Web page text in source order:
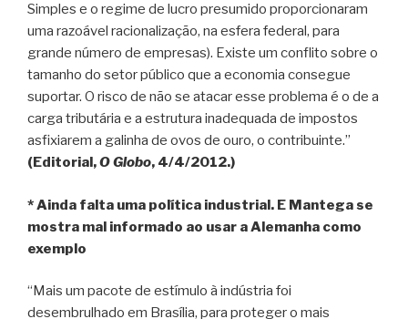
Simples e o regime de lucro presumido proporcionaram
uma razoável racionalização, na esfera federal, para
grande número de empresas). Existe um conflito sobre o
tamanho do setor público que a economia consegue
suportar. O risco de não se atacar esse problema é o de a
carga tributária e a estrutura inadequada de impostos
asfixiarem a galinha de ovos de ouro, o contribuinte.”
(Editorial,O Globo, 4/4/2012.)
* Ainda falta uma política industrial. E Mantega se
mostra mal informado ao usar a Alemanha como
exemplo
“Mais um pacote de estímulo à indústria foi
desembrulhado em Brasília, para proteger o mais